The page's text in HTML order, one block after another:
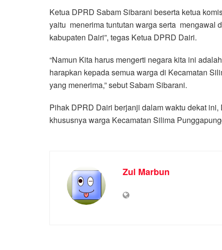
Ketua DPRD Sabam Sibarani beserta ketua
yaitu menerima tuntutan warga serta mengawal
kabupaten Dairi”, tegas Ketua DPRD Dairi.
“Namun Kita harus mengerti negara kita ini
harapkan kepada semua warga di Kecamatan
yang menerima,” sebut Sabam Sibarani.
Pihak DPRD Dairi berjanji dalam waktu dekat
khususnya warga Kecamatan Silima
Zul Marbun